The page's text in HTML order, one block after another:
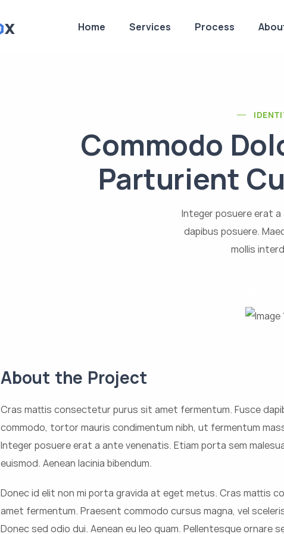
Home Services Process
Commodo
Parturient
Integer posuere erat
dapibus posuere.
mollis
About the Project
Cras mattis consectetur purus sit amet fermentum. Fusce
commodo, tortor mauris condimentum nibh, ut fermentum
Integer posuere erat a ante venenatis. Etiam porta sem
euismod. Aenean lacinia bibendum.
Donec id elit non mi porta gravida at eget metus. Cras mattis
amet fermentum. Praesent commodo cursus magna, vel
Donec sed odio dui. Aenean eu leo quam. Pellentesque ornare